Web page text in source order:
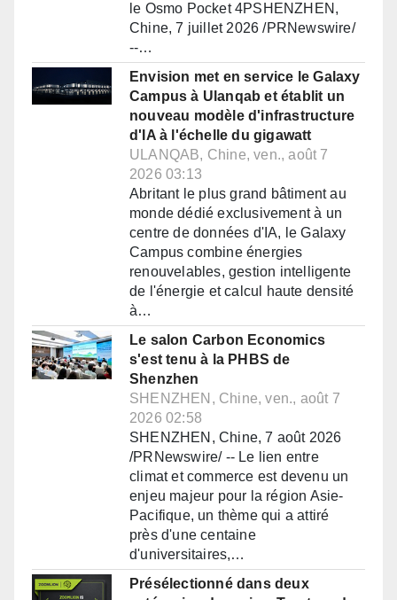
le Osmo Pocket 4PSHENZHEN,
Chine, 7 juillet 2026 /PRNewswire/
--…
Envision met en service le Galaxy
Campus à Ulanqab et établit un
nouveau modèle d'infrastructure
d'IA à l'échelle du gigawatt
ULANQAB, Chine, ven., août 7
2026 03:13
Abritant le plus grand bâtiment au
monde dédié exclusivement à un
centre de données d'IA, le Galaxy
Campus combine énergies
renouvelables, gestion intelligente
de l'énergie et calcul haute densité
à…
Le salon Carbon Economics
s'est tenu à la PHBS de
Shenzhen
SHENZHEN, Chine, ven., août 7
2026 02:58
SHENZHEN, Chine, 7 août 2026
/PRNewswire/ -- Le lien entre
climat et commerce est devenu un
enjeu majeur pour la région Asie-
Pacifique, un thème qui a attiré
près d'une centaine
d'universitaires,…
Présélectionné dans deux